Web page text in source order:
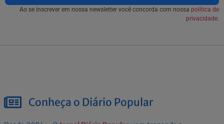
Ao se inscrever em nossa newsletter você concorda com nossa política de
privacidade.
Conheça o Diário Popular